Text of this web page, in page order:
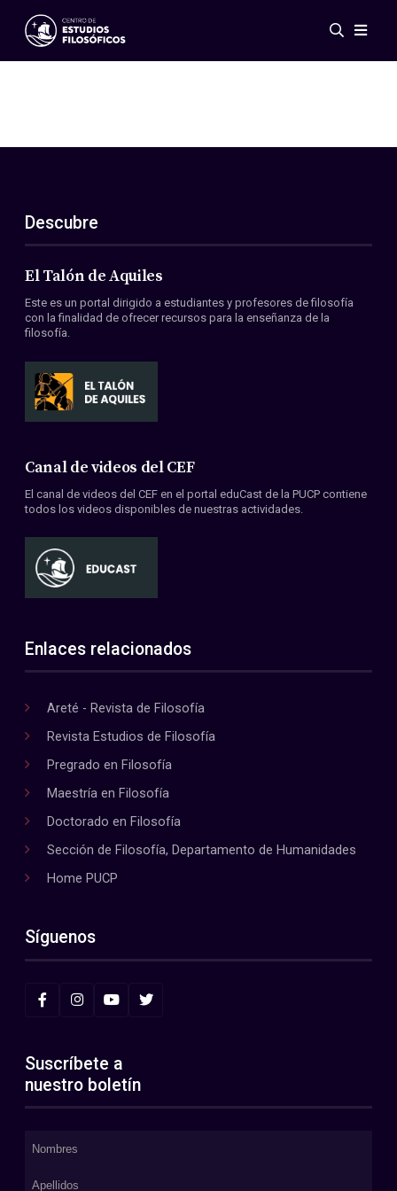
Eventos
ES
EN
Acerca de nosotros
Miembros
Convenios
Descubre
El Talón de Aquiles
Este es un portal dirigido a estudiantes y profesores de filosofía
con la finalidad de ofrecer recursos para la enseñanza de la
filosofía.
Canal de videos del CEF
El canal de videos del CEF en el portal eduCast de la PUCP contiene
todos los videos disponibles de nuestras actividades.
Enlaces relacionados
Areté - Revista de Filosofía
Revista Estudios de Filosofía
Pregrado en Filosofía
Maestría en Filosofía
Doctorado en Filosofía
Sección de Filosofía, Departamento de Humanidades
Home PUCP
Síguenos
Suscríbete a
nuestro boletín